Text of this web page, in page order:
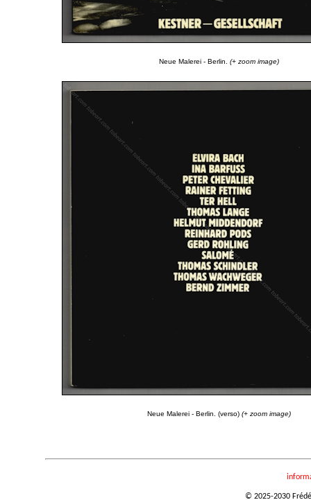
Neue Malerei - Berlin. (+ zoom image)
Neue Malerei - Berlin. (verso) (+ zoom image)
© 2025-2030